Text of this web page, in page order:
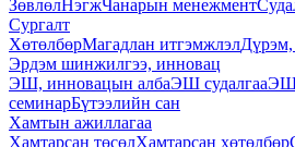
ЗөвлөлНэгжЧанарын менежмент
Сургалт
ХөтөлбөрМагадлан итгэмжлэл
Эрдэм шинжилгээ, инновац
ЭШ, инновацын албаЭШ судалгаа
семинарБүтээлийн сан
Хамтын ажиллагаа
Хамтарсан төсөлХамтарсан хөтөлбөр